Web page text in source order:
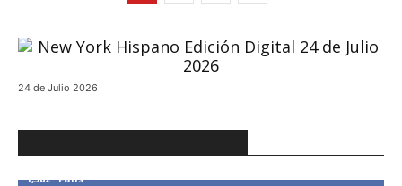
24 de Julio 2026
1,382 Fans